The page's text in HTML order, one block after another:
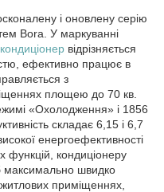
і оновлену серію
Bora. У маркуванні
кондиціонер відрізняється
ефективно працює в
з
площею до 70 кв.
«Охолодження» і 1856
складає 6,15 і 6,7
енергоефективності
функцій, кондиціонеру
максимально швидко
приміщеннях,